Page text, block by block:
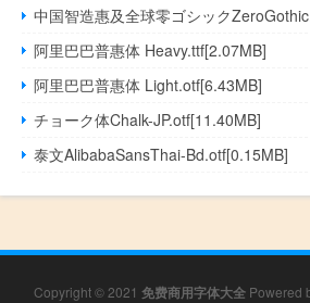
中国智造惠及全球零ゴシック
阿里巴巴普惠体 Heavy.ttf[2.07MB]
阿里巴巴普惠体 Light.otf[6.43MB]
チョーク体Chalk-JP.otf[11.40MB]
泰文AlibabaSansThai-Bd.otf[0.15MB]
Copyright © 2021 免费商用字体大全 Powered